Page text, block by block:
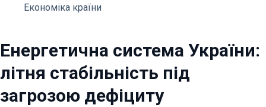
Економіка країни
Енергетична система України:
літня стабільність під
загрозою дефіциту